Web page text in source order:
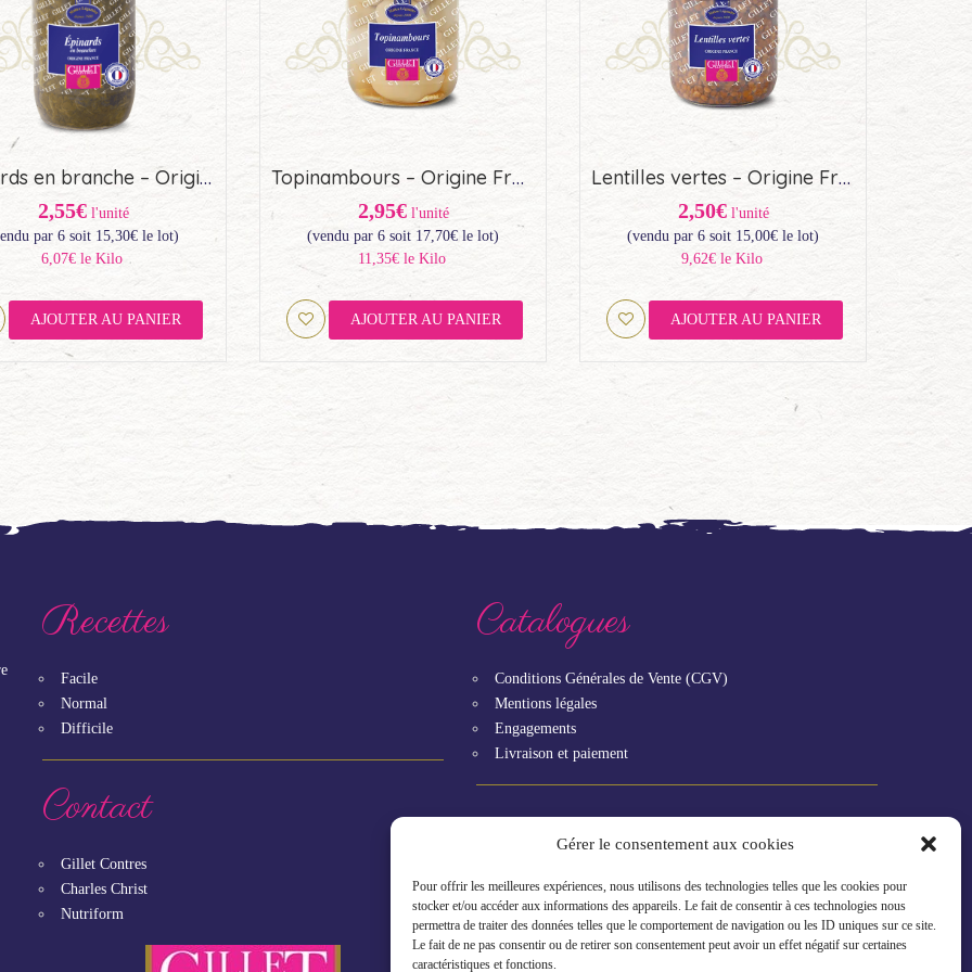
Gérer le consentement aux cookies
Pour offrir les meilleures expériences, nous utilisons des technologies telles que les cookies pour
stocker et/ou accéder aux informations des appareils. Le fait de consentir à ces technologies nous
permettra de traiter des données telles que le comportement de navigation ou les ID uniques sur ce site.
Le fait de ne pas consentir ou de retirer son consentement peut avoir un effet négatif sur certaines
caractéristiques et fonctions.
Épinards en branche – Origine France (72cl)
2,55€ l'unité
par 6 soit 15,30€le lot)
6,07€ le Kilo
AJOUTER AU PANIER
Topinambours – Origine France (44,5cl)
2,95€ l'unité
(vendu par 6 soit 17,70€le lot)
11,35€ le Kilo
AJOUTER AU PANIER
Lentilles vertes – Origine France (44,5cl)
2,50€ l'unité
(vendu par 6 soit 15,00€le lot)
9,62€ le Kilo
AJOUTER AU PANIER
Recettes
Facile
Normal
Difficile
Contact
Gillet Contres
Charles Christ
Nutriform
Catalogues
Conditions Générales de Vente (CGV)
Mentions légales
Engagements
Livraison et paiement
Vous êtes un professionnel ?
GAMME RHF